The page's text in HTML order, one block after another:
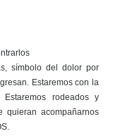
símbolo del dolor por
Estaremos con la
rodeados y
quieran acompañarnos